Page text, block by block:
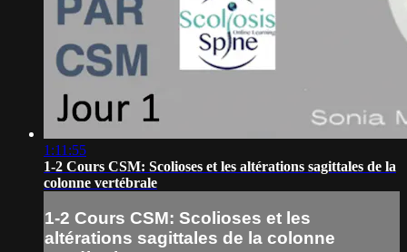
1:11:55
1-2 Cours CSM: Scolioses et les altérations sagittales de la
colonne vertébrale
1-2 Cours CSM: Scolioses et les
altérations sagittales de la colonne